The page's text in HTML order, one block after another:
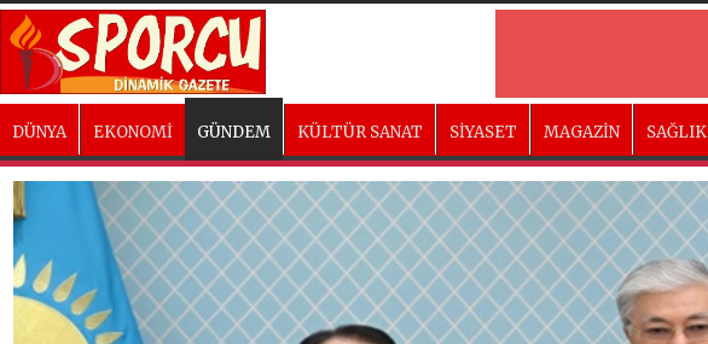
DÜNYA EKONOMİ GÜNDEM KÜLTÜR SANAT SİYASET MAGAZİN SAĞLIK